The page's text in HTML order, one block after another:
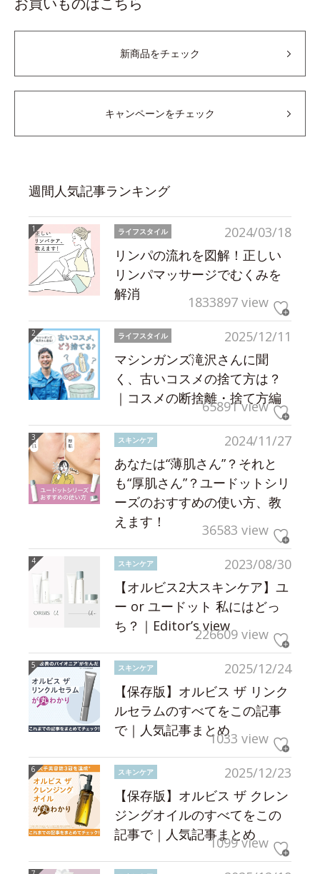
新商品をチェック
キャンペーンをチェック
週間人気記事ランキング
2024/03/18
ライフスタイル
リンパの流れを図解！正しい
リンパマッサージでむくみを
解消
1833897 view
2025/12/11
ライフスタイル
マシンガンズ滝沢さんに聞
く、古いコスメの捨て方は？
｜コスメの断捨離・捨て方編
65891 view
2024/11/27
スキンケア
あなたは“薄肌さん”？それと
も“厚肌さん”？ユードットシリ
ーズのおすすめの使い方、教
えます！
36583 view
2023/08/30
スキンケア
【オルビス2大スキンケア】ユ
ー or ユードット 私にはどっ
ち？｜Editor’s view226609 view
2025/12/24
スキンケア
【保存版】オルビス ザ リンク
ルセラムのすべてをこの記事
で｜人気記事まとめ1033 view
2025/12/23
スキンケア
【保存版】オルビス ザ クレン
ジングオイルのすべてをこの
記事で｜人気記事まとめ
1099 view